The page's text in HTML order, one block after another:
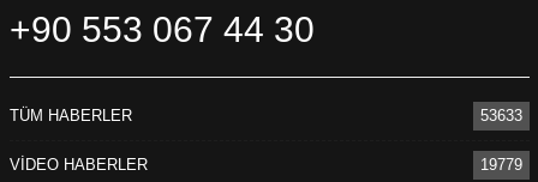
+90 553 067 44 30
TÜM HABERLER 53633
VİDEO HABERLER 19779